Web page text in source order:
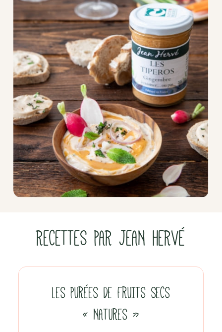
RECETTES PAR JEAN HERVÉ
LES PURÉES DE FRUITS SECS
« NATURES »